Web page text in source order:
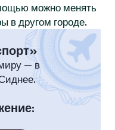
можно менять
в другом городе.
— в
: